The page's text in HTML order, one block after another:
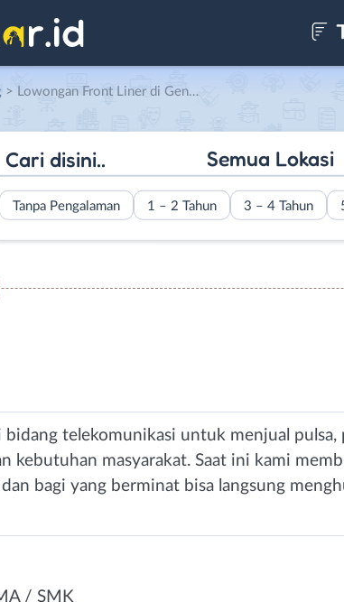
> Lowongan Front Liner di Gendhis Cell
Semua Lokasi
Tanpa Pengalaman 1 – 2 Tahun 3 – 4 Tahun
bidang telekomunikasi untuk menjual pulsa,
kebutuhan masyarakat. Saat ini kami
bagi yang berminat bisa langsung
/ SMK